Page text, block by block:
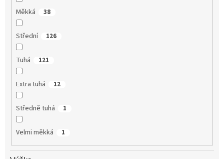
Měkká 38
Střední 126
Tuhá 121
Extra tuhá 12
Středně tuhá 1
Velmi měkká 1